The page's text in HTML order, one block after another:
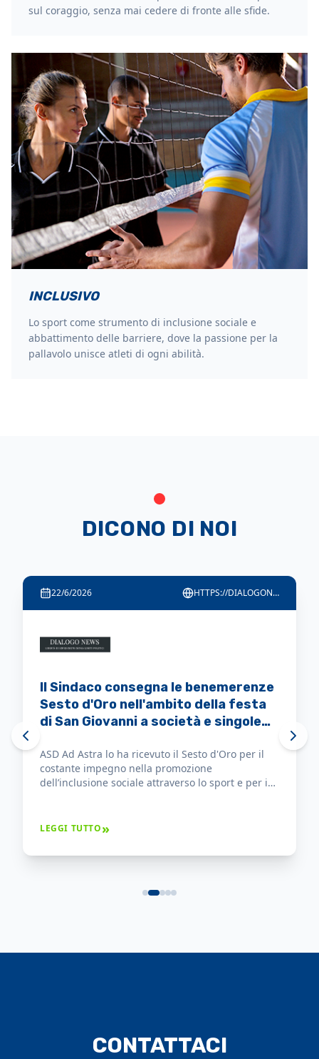
sul coraggio, senza mai cedere di fronte alle sfide.
INCLUSIVO
Lo sport come strumento di inclusione sociale e
abbattimento delle barriere, dove la passione per la
pallavolo unisce atleti di ogni abilità.
DICONO DI NOI
22/6/2026 HTTPS://DIALOGONEWS.WORDPRESS.COM/
Il Sindaco consegna le benemerenze
Sesto d'Oro nell'ambito della festa
di San Giovanni a società e singole
ASD Ad Astra lo ha ricevuto il Sesto d'Oro per il
costante impegno nella promozione
dell’inclusione sociale attraverso lo sport e per i
LEGGI TUTTO»
CONTATTACI